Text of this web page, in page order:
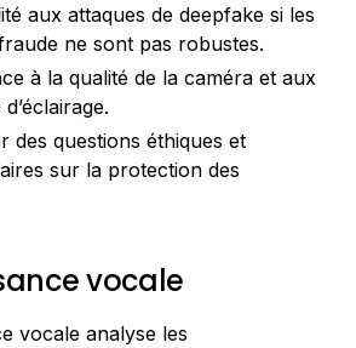
aux attaques de deepfake si les
ne sont pas robustes.
à la qualité de la caméra et aux
des questions éthiques et
sur la protection des
vocale
vocale analyse les